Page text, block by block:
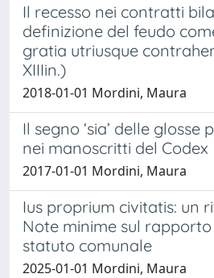
Il recesso nei contratti
definizione del feudo
gratia utriusque
XIIIin.)
2018-01-01 Mordini, Maura
Il segno ‘sia’ delle glosse
nei manoscritti del Codex
2017-01-01 Mordini, Maura
Ius proprium civitatis: un
Note minime sul
statuto comunale
2025-01-01 Mordini, Maura